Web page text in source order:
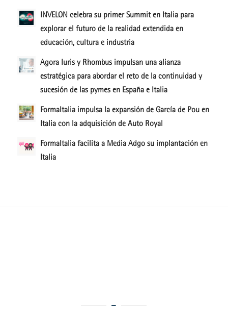
INVELON celebra su primer Summit en Italia para
explorar el futuro de la realidad extendida en
educación, cultura e industria
Agora Iuris y Rhombus impulsan una alianza
estratégica para abordar el reto de la continuidad y
sucesión de las pymes en España e Italia
FormaItalia impulsa la expansión de García de Pou en
Italia con la adquisición de Auto Royal
FormaItalia facilita a Media Adgo su implantación en
Italia